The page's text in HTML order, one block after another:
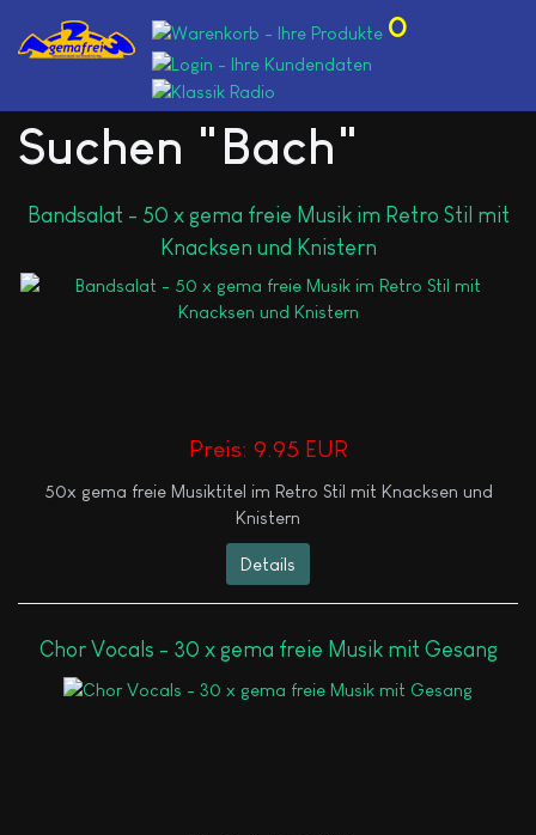
0
Suchen "Bach"
Bandsalat - 50 x gema freie Musik im Retro Stil mit
Knacksen und Knistern
Preis: 9.95 EUR
50x gema freie Musiktitel im Retro Stil mit Knacksen und
Knistern
Details
Chor Vocals - 30 x gema freie Musik mit Gesang